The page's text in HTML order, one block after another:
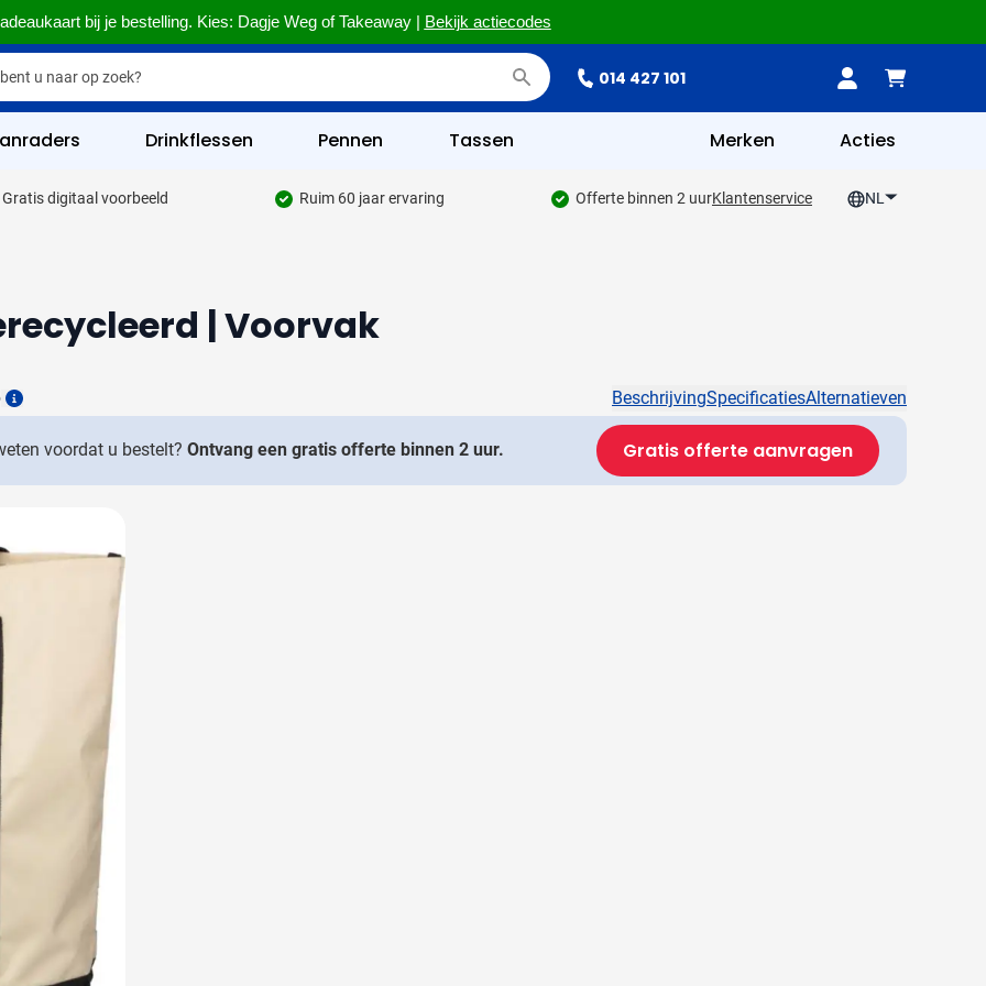
bij je bestelling. Kies: Dagje Weg of Takeaway | Bekijk actiecodes
014 427 101
& Kantoor categorie
categorie
categorie
categorie
& Veiligheid categorie
& Wellness categorie
& Tafelen categorie
categorie
categorie
categorie
categorie
& overig categorie
Drinkflessen Pennen Tassen Merken Acties
Gratis digitaal voorbeeld Ruim 60 jaar ervaring Offerte binnen 2 uurKlantenservice NL
| Voorvak
Details
BeschrijvingSpecificatiesAlternatieven
voordat u bestelt? Ontvang een gratis offerte binnen 2 uur. Gratis offerte aanvragen